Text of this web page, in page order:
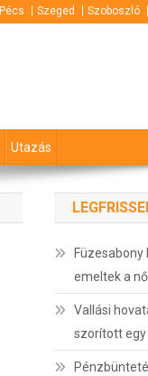
Pécs Szeged Szoboszló
Utazás
emeltek a
Vallási
szorított